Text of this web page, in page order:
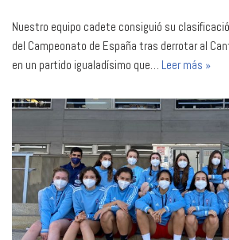
Nuestro equipo cadete consiguió su
del Campeonato de España tras derrotar al
en un partido igualadísimo que… Leer más »